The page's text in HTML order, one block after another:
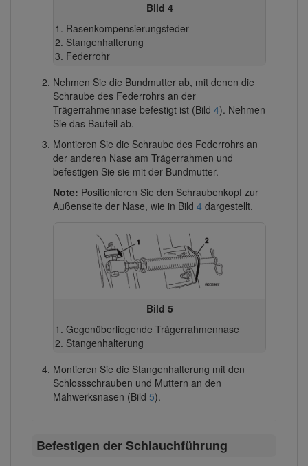
Bild 4
Rasenkompensierungsfeder
Stangenhalterung
Federrohr
Nehmen Sie die Bundmutter ab, mit denen die
Schraube des Federrohrs an der
Trägerrahmennase befestigt ist (Bild4). Nehmen
Sie das Bauteil ab.
Montieren Sie die Schraube des Federrohrs an
der anderen Nase am Trägerrahmen und
befestigen Sie sie mit der Bundmutter.
Note: Positionieren Sie den Schraubenkopf zur
Außenseite der Nase, wie in Bild4 dargestellt.
Bild 5
Gegenüberliegende Trägerrahmennase
Stangenhalterung
Montieren Sie die Stangenhalterung mit den
Schlossschrauben und Muttern an den
Mähwerksnasen (Bild5).
Befestigen der Schlauchführung